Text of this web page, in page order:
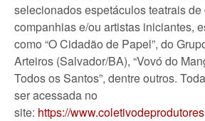
selecionados espetáculos teatrais de
companhias e/ou artistas iniciantes,
como “O Cidadão de Papel”, do
Arteiros (Salvador/BA), “Vovó do
Todos os Santos”, dentre outros.
ser acessada no
site: https://